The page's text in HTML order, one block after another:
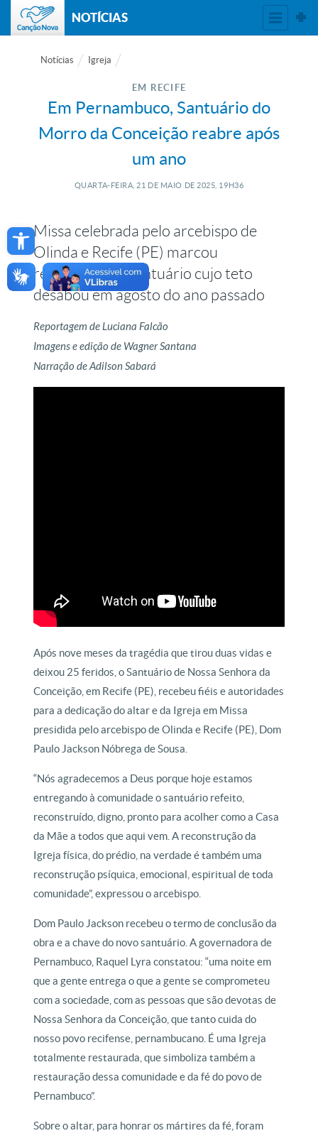
Open toolbar
NOTÍCIAS
Notícias Igreja
EM RECIFE
Em Pernambuco, Santuário do
Morro da Conceição reabre após
um ano
QUARTA-FEIRA, 21 DE MAIO DE 2025, 19H36
Missa celebrada pelo arcebispo de
Olinda e Recife (PE) marcou
reabertura do santuário cujo teto
desabou em agosto do ano passado
Reportagem de Luciana Falcão
Imagens e edição de Wagner Santana
Narração de Adilson Sabará
Após nove meses da tragédia que tirou duas vidas e
deixou 25 feridos, o Santuário de Nossa Senhora da
Conceição, em Recife (PE), recebeu fiéis e autoridades
para a dedicação do altar e da Igreja em Missa
presidida pelo arcebispo de Olinda e Recife (PE), Dom
Paulo Jackson Nóbrega de Sousa.
“Nós agradecemos a Deus porque hoje estamos
entregando à comunidade o santuário refeito,
reconstruído, digno, pronto para acolher como a Casa
da Mãe a todos que aqui vem. A reconstrução da
Igreja física, do prédio, na verdade é também uma
reconstrução psíquica, emocional, espiritual de toda
comunidade”, expressou o arcebispo.
Dom Paulo Jackson recebeu o termo de conclusão da
obra e a chave do novo santuário. A governadora de
Pernambuco, Raquel Lyra constatou: “uma noite em
que a gente entrega o que a gente se comprometeu
com a sociedade, com as pessoas que são devotas de
Nossa Senhora da Conceição, que tanto cuida do
nosso povo recifense, pernambucano. É uma Igreja
totalmente restaurada, que simboliza também a
restauração dessa comunidade e da fé do povo de
Pernambuco”.
Sobre o altar, para honrar os mártires da fé, foram